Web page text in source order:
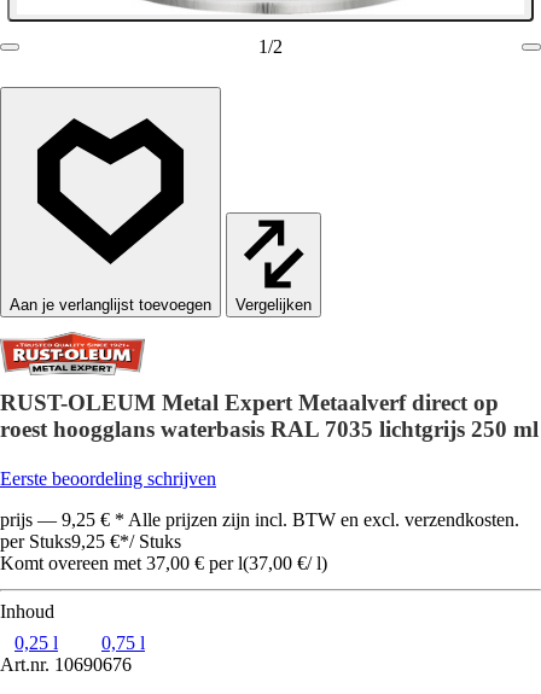
1/2
Vergelijken
RUST-OLEUM Metal Expert Metaalverf direct op
roest hoogglans waterbasis RAL 7035 lichtgrijs 250 ml
Eerste beoordeling schrijven
prijs — 9,25 € * Alle prijzen zijn incl. BTW en excl. verzendkosten.
per Stuks9,25 €*/ Stuks
Komt overeen met 37,00 € per l(37,00 €/ l)
Inhoud
0,25 l
0,75 l
Art.nr. 10690676